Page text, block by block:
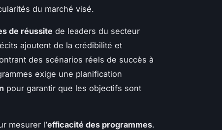
du marché visé.
de réussite de leaders du secteur
ajoutent de la crédibilité et
des scénarios réels de succès à
exige une planification
pour garantir que les objectifs sont
mesurer l’efficacité des programmes.